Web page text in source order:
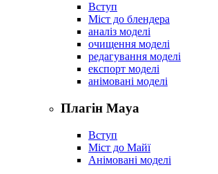
Вступ
Міст до блендера
аналіз моделі
очищення моделі
редагування моделі
експорт моделі
анімовані моделі
Плагін Maya
Вступ
Міст до Майї
Анімовані моделі